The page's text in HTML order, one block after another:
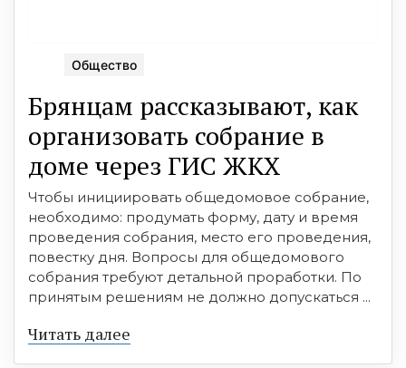
Общество
Брянцам рассказывают, как
организовать собрание в
доме через ГИС ЖКХ
Чтобы инициировать общедомовое собрание,
необходимо: продумать форму, дату и время
проведения собрания, место его проведения,
повестку дня. Вопросы для общедомового
собрания требуют детальной проработки. По
принятым решениям не должно допускаться ...
Читать далее